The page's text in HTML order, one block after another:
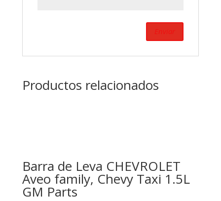
Productos relacionados
Barra de Leva CHEVROLET
Aveo family, Chevy Taxi 1.5L
GM Parts